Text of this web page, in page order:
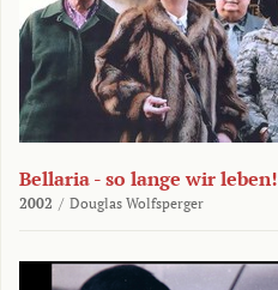
Bellaria - so lange wir leben!
2002 / Douglas Wolfsperger